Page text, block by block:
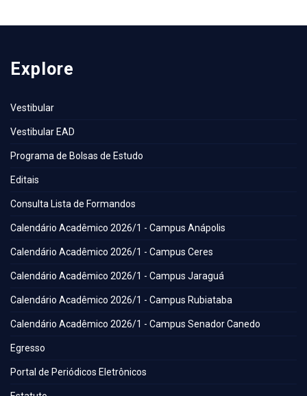
Explore
Vestibular
Vestibular EAD
Programa de Bolsas de Estudo
Editais
Consulta Lista de Formandos
Calendário Acadêmico 2026/1 - Campus Anápolis
Calendário Acadêmico 2026/1 - Campus Ceres
Calendário Acadêmico 2026/1 - Campus Jaraguá
Calendário Acadêmico 2026/1 - Campus Rubiataba
Calendário Acadêmico 2026/1 - Campus Senador Canedo
Egresso
Portal de Periódicos Eletrônicos